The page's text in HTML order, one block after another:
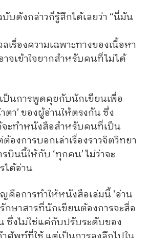
บดังกล่าวก็รู้สึกได้เลยว่า “นี่มัน
รื่องความเฉพาะทางของเนื้อหา
จเข้าใจยากสำหรับคนที่ไม่ได้
นการพูดคุยกับนักเขียนเพื่อ
ตา’ ของผู้อ่านให้ตรงกัน ซึ่ง
จะทำหนังสือสำหรับคนที่เป็น
งการบอกเล่าเรื่องราวจิตวิทยา
นนี้ให้กับ ‘ทุกคน’ ไม่ว่าจะ
ได้อ่าน
อการทำให้หนังสือเล่มนี้ ‘อ่าน
กษาสารที่นักเขียนต้องการจะสื่อ
ซึ่งไม่ใช่แค่กับปรับระดับของ